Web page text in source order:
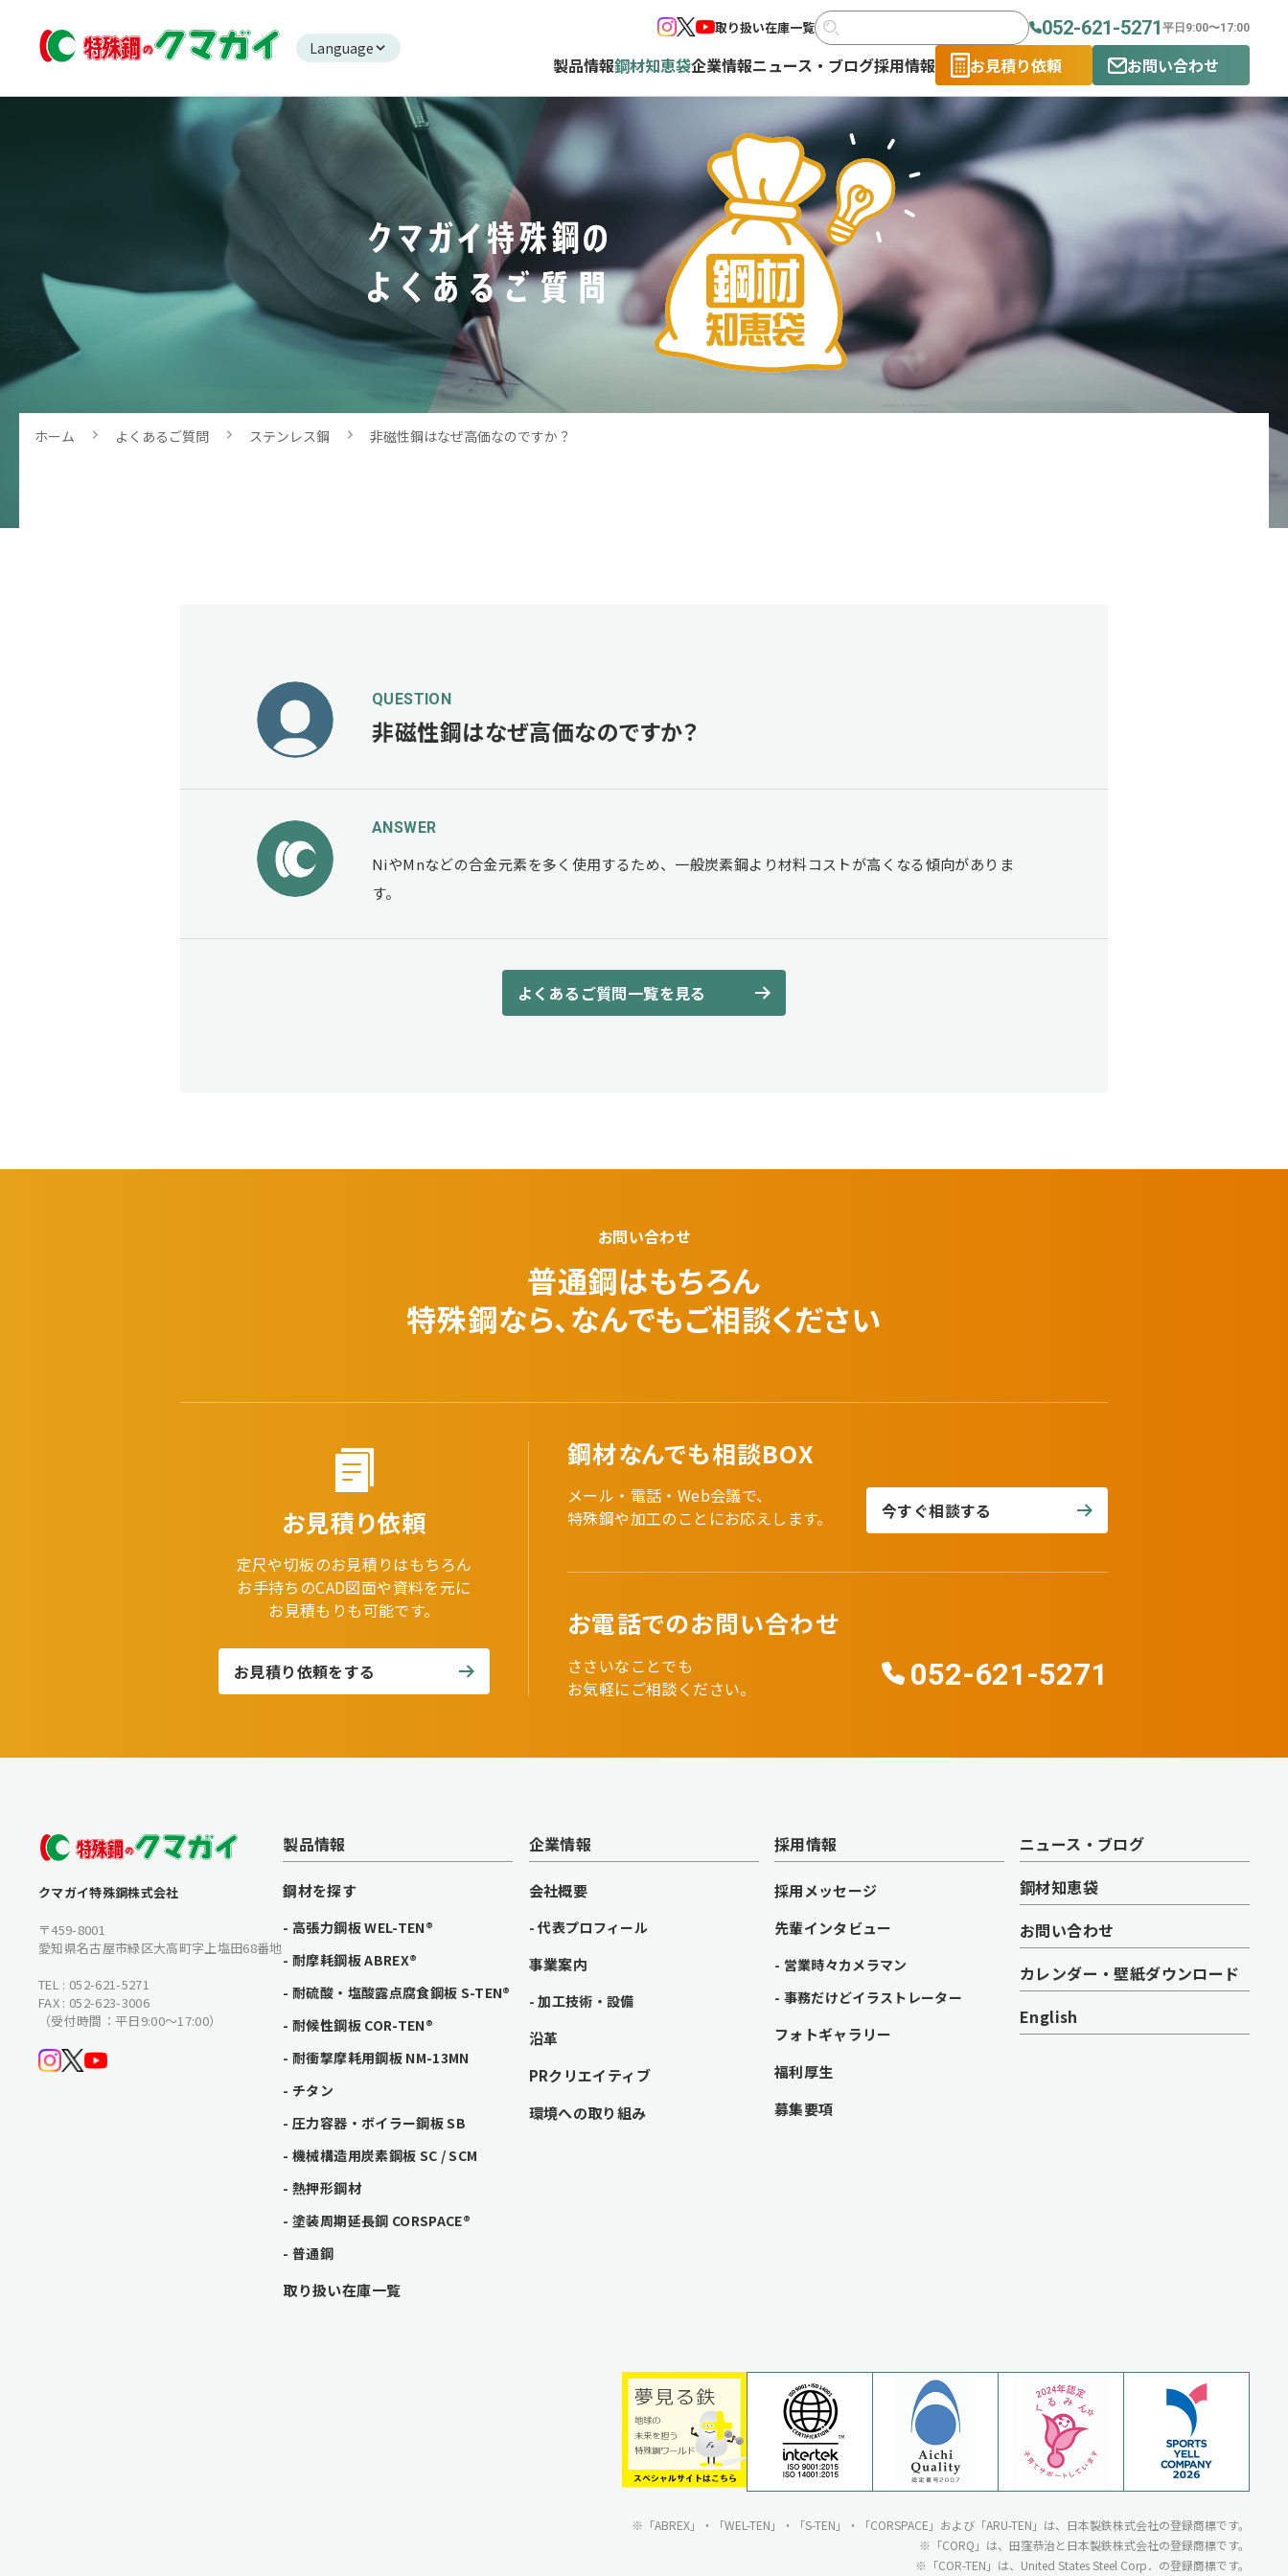
Language
製品情報鋼材知恵袋企業情報ニュース・ブログ採用情報 お見積り依頼 お問い合わせ
取り扱い在庫一覧 052-621-5271 平日9:00〜17:00
ホーム よくあるご質問 ステンレス鋼 非磁性鋼はなぜ高価なのですか？
QUESTION
非磁性鋼はなぜ高価なのですか？
ANSWER
NiやMnなどの合金元素を多く使用するため、一般炭素鋼より材料コストが高くなる傾向がありま
す。
よくあるご質問一覧を見る
お問い合わせ
普通鋼はもちろん
特殊鋼なら、なんでもご相談ください
お見積り依頼
定尺や切板のお見積りはもちろん
お手持ちのCAD図面や資料を元に
お見積もりも可能です。
お見積り依頼をする
鋼材なんでも相談BOX
メール・電話・Web会議で、
特殊鋼や加工のことにお応えします。
今すぐ相談する
お電話でのお問い合わせ
ささいなことでも
お気軽にご相談ください。
052-621-5271
クマガイ特殊鋼株式会社
〒459-8001
愛知県名古屋市緑区大高町字上塩田68番地
TEL : 052-621-5271
FAX : 052-623-3006
（受付時間：平日9:00〜17:00）
製品情報
鋼材を探す
高張力鋼板 WEL-TEN®
耐摩耗鋼板 ABREX®
耐硫酸・塩酸露点腐食鋼板 S-TEN®
耐候性鋼板 COR-TEN®
耐衝撃摩耗用鋼板 NM-13MN
チタン
圧力容器・ボイラー鋼板 SB
機械構造用炭素鋼板 SC / SCM
熱押形鋼材
塗装周期延長鋼 CORSPACE®
普通鋼
取り扱い在庫一覧
企業情報
会社概要
代表プロフィール
事業案内
加工技術・設備
沿革
PRクリエイティブ
環境への取り組み
採用情報
採用メッセージ
先輩インタビュー
営業時々カメラマン
事務だけどイラストレーター
フォトギャラリー
福利厚生
募集要項
ニュース・ブログ
鋼材知恵袋
お問い合わせ
カレンダー・壁紙ダウンロード
English
「ABREX」・「WEL-TEN」・「S-TEN」・「CORSPACE」および「ARU-TEN」は、日本製鉄株式会社の登録商標です。
「CORQ」は、田窪恭治と日本製鉄株式会社の登録商標です。
「COR-TEN」は、United States Steel Corp．の登録商標です。